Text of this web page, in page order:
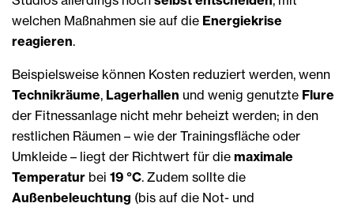
welchen Maßnahmen sie auf die Energiekrise
reagieren.
Beispielsweise können Kosten reduziert werden, wenn
Technikräume, Lagerhallen und wenig genutzte Flure
der Fitnessanlage nicht mehr beheizt werden; in den
restlichen Räumen – wie der Trainingsfläche oder
Umkleide – liegt der Richtwert für die maximale
Temperatur bei 19 °C. Zudem sollte die
Außenbeleuchtung (bis auf die Not- und